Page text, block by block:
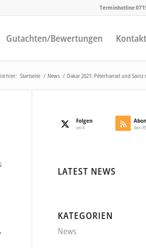
Terminhotline
Gutachten/Bewertungen Kontakt
hier: Startseite / News / Dakar 2021: Péterhansel und Sainz
Folgen
on X den
LATEST NEWS
KATEGORIEN
News